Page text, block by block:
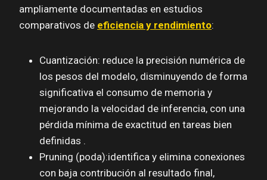
ampliamente documentadas en estudios
comparativos de eficiencia y rendimiento:
Cuantización: reduce la precisión numérica de
los pesos del modelo, disminuyendo de forma
significativa el consumo de memoria y
mejorando la velocidad de inferencia, con una
pérdida mínima de exactitud en tareas bien
definidas .
Pruning (poda):identifica y elimina conexiones
con baja contribución al resultado final,